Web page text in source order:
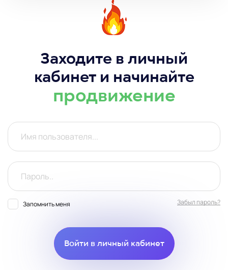
Заходите в личный
кабинет и начинайте
продвижение
Запомнить меня Забыл пароль?
Войти в личный кабинет